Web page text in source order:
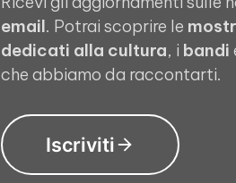
email. Potrai scoprire le
dedicati alla cultura, i bandi
che abbiamo da raccontarti.
Iscriviti